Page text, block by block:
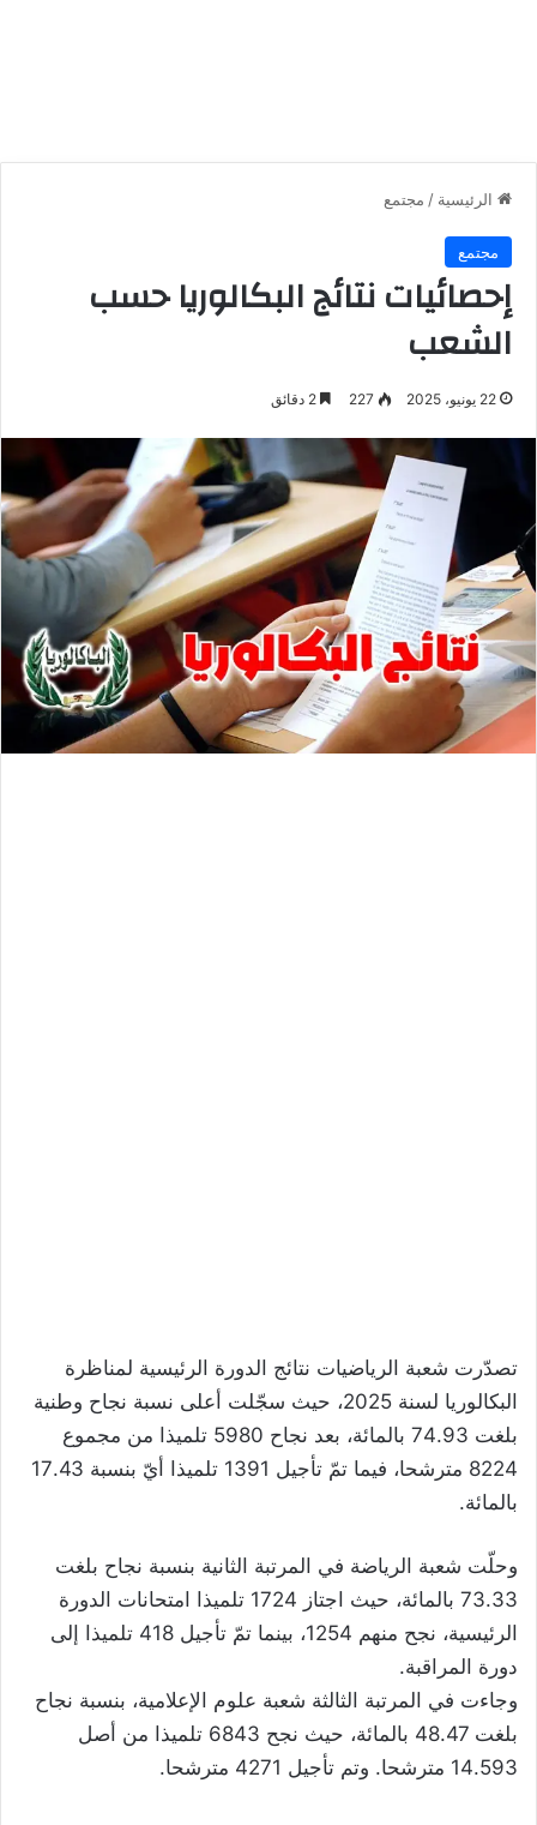
الرئيسية / مجتمع
مجتمع
إحصائيات نتائج البكالوريا حسب
الشعب
22 يونيو، 2025 227
تصدّرت شعبة الرياضيات نتائج الدورة الرئيسية لمناظرة
البكالوريا لسنة 2025، حيث سجّلت أعلى نسبة نجاح وطنية
بلغت 74.93 بالمائة، بعد نجاح 5980 تلميذا من مجموع
8224 مترشحا، فيما تمّ تأجيل 1391 تلميذا أيّ بنسبة 17.43
بالمائة.
وحلّت شعبة الرياضة في المرتبة الثانية بنسبة نجاح بلغت
73.33 بالمائة، حيث اجتاز 1724 تلميذا امتحانات الدورة
الرئيسية، نجح منهم 1254، بينما تمّ تأجيل 418 تلميذا إلى
دورة المراقبة.
وجاءت في المرتبة الثالثة شعبة علوم الإعلامية، بنسبة نجاح
بلغت 48.47 بالمائة، حيث نجح 6843 تلميذا من أصل
14.593 مترشحا. وتم تأجيل 4271 مترشحا.